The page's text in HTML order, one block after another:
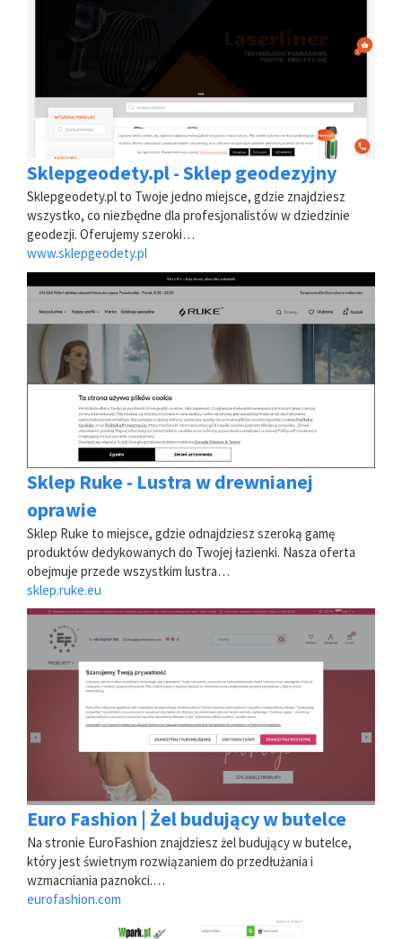
Sklepgeodety.pl - Sklep geodezyjny
Sklepgeodety.pl to Twoje jedno miejsce, gdzie znajdziesz
wszystko, co niezbędne dla profesjonalistów w dziedzinie
geodezji. Oferujemy szeroki…
www.sklepgeodety.pl
Sklep Ruke - Lustra w drewnianej
oprawie
Sklep Ruke to miejsce, gdzie odnajdziesz szeroką gamę
produktów dedykowanych do Twojej łazienki. Nasza oferta
obejmuje przede wszystkim lustra…
sklep.ruke.eu
Euro Fashion | Żel budujący w butelce
Na stronie EuroFashion znajdziesz żel budujący w butelce,
który jest świetnym rozwiązaniem do przedłużania i
wzmacniania paznokci.…
eurofashion.com